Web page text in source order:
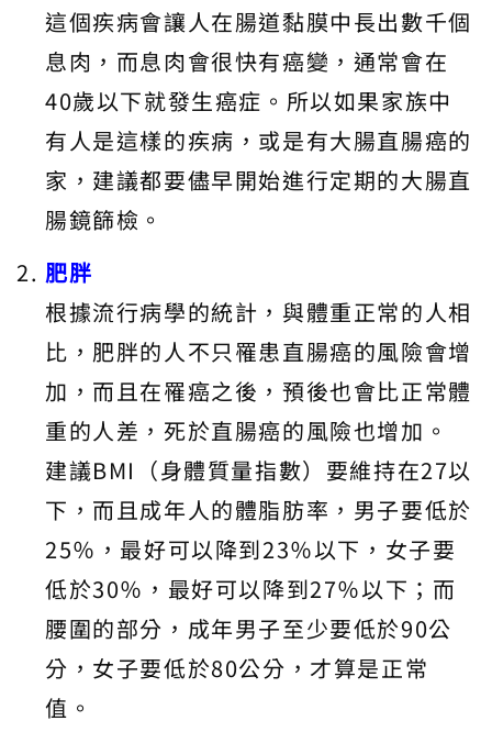
這個疾病會讓人在腸道黏膜中長出數千個
息肉，而息肉會很快有癌變，通常會在
40歲以下就發生癌症。所以如果家族中
有人是這樣的疾病，或是有大腸直腸癌的
家，建議都要儘早開始進行定期的大腸直
腸鏡篩檢。
肥胖
根據流行病學的統計，與體重正常的人相
比，肥胖的人不只罹患直腸癌的風險會增
加，而且在罹癌之後，預後也會比正常體
重的人差，死於直腸癌的風險也增加。
建議BMI（身體質量指數）要維持在27以
下，而且成年人的體脂肪率，男子要低於
25％，最好可以降到23％以下，女子要
低於30％，最好可以降到27％以下；而
腰圍的部分，成年男子至少要低於90公
分，女子要低於80公分，才算是正常
值。